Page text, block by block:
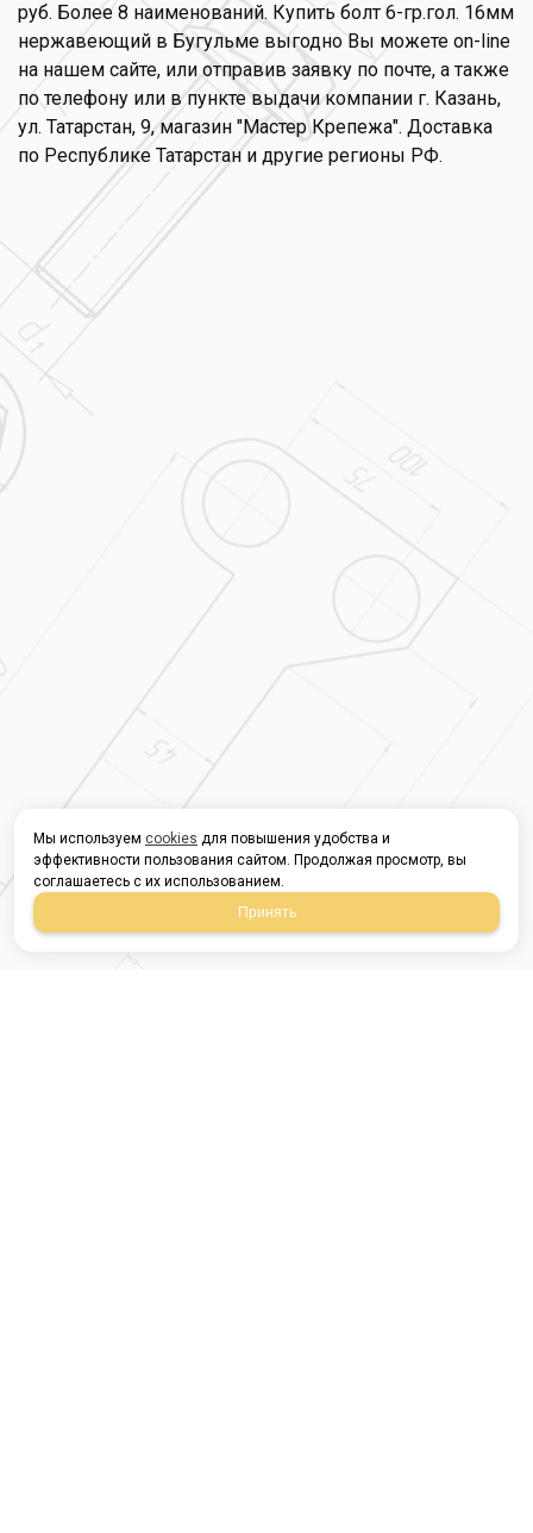
руб. Более 8 наименований. Купить болт 6-гр.гол. 16мм
нержавеющий в Бугульме выгодно Вы можете on-line
на нашем сайте, или отправив заявку по почте, а также
по телефону или в пункте выдачи компании г. Казань,
ул. Татарстан, 9, магазин "Мастер Крепежа". Доставка
по Республике Татарстан и другие регионы РФ.
Мы используем cookies для повышения удобства и
эффективности пользования сайтом. Продолжая просмотр, вы
соглашаетесь с их использованием.
Принять